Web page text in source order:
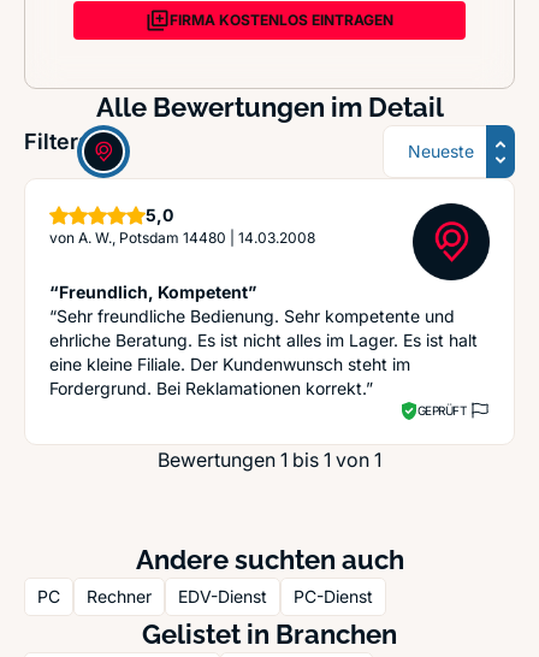
FIRMA KOSTENLOS EINTRAGEN
Alle Bewertungen im Detail
Filter: Sortierung
5,0Sterne
von A. W., Potsdam 14480 14.03.2008
“Freundlich, Kompetent”
“Sehr freundliche Bedienung. Sehr kompetente und
ehrliche Beratung. Es ist nicht alles im Lager. Es ist halt
eine kleine Filiale. Der Kundenwunsch steht im
Fordergrund. Bei Reklamationen korrekt.”
GEPRÜFT
Bewertungen 1 bis 1 von 1
Andere suchten auch
PC Rechner EDV-Dienst PC-Dienst
Gelistet in Branchen